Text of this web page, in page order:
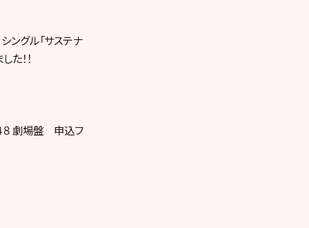
ングル「サステナ
た！！
４８ 劇場盤 申込フ